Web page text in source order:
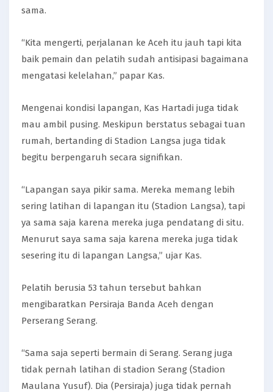
sama.
“Kita mengerti, perjalanan ke Aceh itu jauh tapi kita
baik pemain dan pelatih sudah antisipasi bagaimana
mengatasi kelelahan,” papar Kas.
Mengenai kondisi lapangan, Kas Hartadi juga tidak
mau ambil pusing. Meskipun berstatus sebagai tuan
rumah, bertanding di Stadion Langsa juga tidak
begitu berpengaruh secara signifikan.
“Lapangan saya pikir sama. Mereka memang lebih
sering latihan di lapangan itu (Stadion Langsa), tapi
ya sama saja karena mereka juga pendatang di situ.
Menurut saya sama saja karena mereka juga tidak
sesering itu di lapangan Langsa,” ujar Kas.
Pelatih berusia 53 tahun tersebut bahkan
mengibaratkan Persiraja Banda Aceh dengan
Perserang Serang.
“Sama saja seperti bermain di Serang. Serang juga
tidak pernah latihan di stadion Serang (Stadion
Maulana Yusuf). Dia (Persiraja) juga tidak pernah